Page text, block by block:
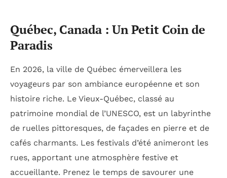
Québec, Canada : Un Petit Coin de
Paradis
En 2026, la ville de Québec émerveillera les
voyageurs par son ambiance européenne et son
histoire riche. Le Vieux-Québec, classé au
patrimoine mondial de l’UNESCO, est un labyrinthe
de ruelles pittoresques, de façades en pierre et de
cafés charmants. Les festivals d’été animeront les
rues, apportant une atmosphère festive et
accueillante. Prenez le temps de savourer une